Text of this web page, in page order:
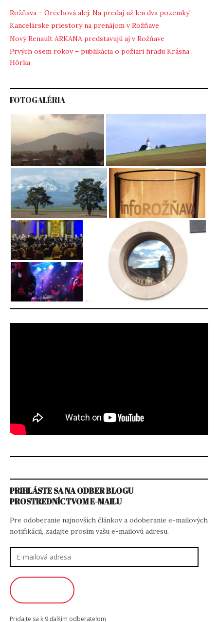
Rožňava – Orechová alej: Na predaj už len dva pozemky!
Kancelárske priestory na prenájom v Rožňave
Nový Renault ARKANA predstavujú aj v Rožňave
Prvých osem rokov – publikácia o požiari hradu Krásna
Hôrka
FOTOGALÉRIA
PRIHLÁSTE SA NA ODBER BLOGU
PROSTREDNÍCTVOM E-MAILU
Pre odoberanie najnovších článkov a odoberanie e-mailových
notifikácií, zadajte prosím vašu e-mailovú adresu.
adresa
Pridajte sa k 9 ďalším odberateľom